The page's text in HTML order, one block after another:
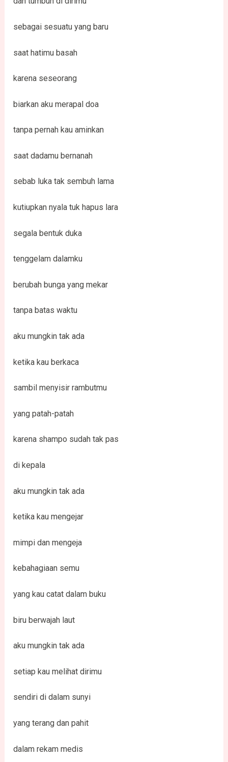
sebagai sesuatu yang baru
saat hatimu basah
karena seseorang
biarkan aku merapal doa
tanpa pernah kau aminkan
saat dadamu bernanah
sebab luka tak sembuh lama
kutiupkan nyala tuk hapus lara
segala bentuk duka
tenggelam dalamku
berubah bunga yang mekar
tanpa batas waktu
aku mungkin tak ada
ketika kau berkaca
sambil menyisir rambutmu
yang patah-patah
karena shampo sudah tak pas
di kepala
aku mungkin tak ada
ketika kau mengejar
mimpi dan mengeja
kebahagiaan semu
yang kau catat dalam buku
biru berwajah laut
aku mungkin tak ada
setiap kau melihat dirimu
sendiri di dalam sunyi
yang terang dan pahit
dalam rekam medis